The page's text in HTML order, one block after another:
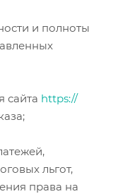
и полноты
сайта https://
льгот,
права на